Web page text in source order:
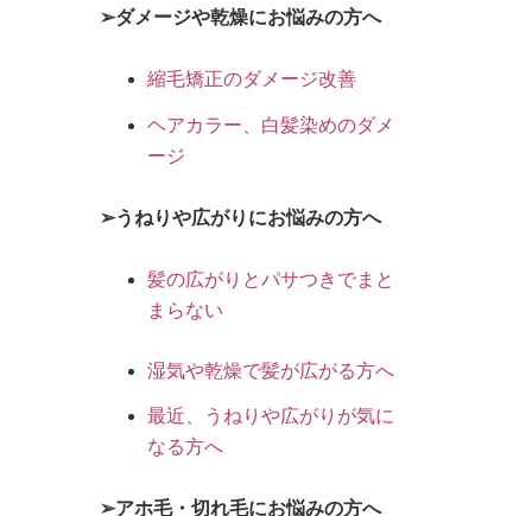
➢ダメージや乾燥にお悩みの方へ
縮毛矯正のダメージ改善
ヘアカラー、白髪染めのダメ
ージ
➢うねりや広がりにお悩みの方へ
髪の広がりとパサつきでまと
まらない
湿気や乾燥で髪が広がる方へ
最近、うねりや広がりが気に
なる方へ
➢アホ毛・切れ毛にお悩みの方へ